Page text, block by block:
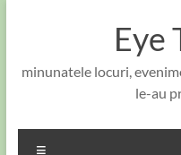
Eye
minunatele locuri,
le-au